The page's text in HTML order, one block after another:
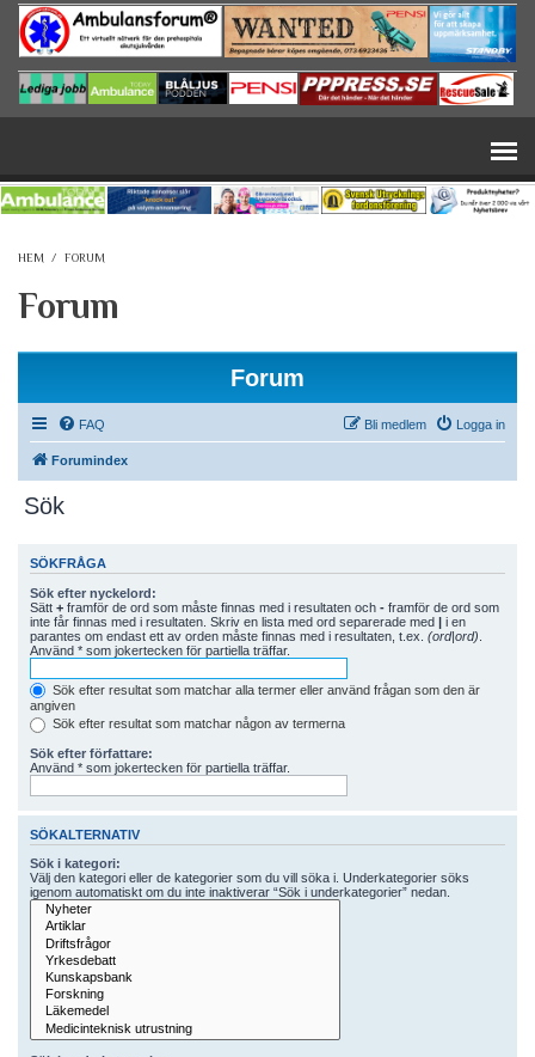
Hoppa till huvudinnehåll
HEM / FORUM
Forum